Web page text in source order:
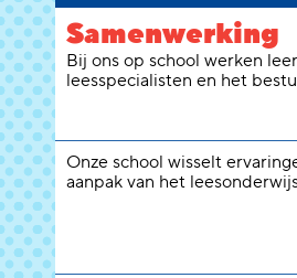
Samenwerking
Bij ons op school werken
leesspecialisten en het
Onze school wisselt
aanpak van het